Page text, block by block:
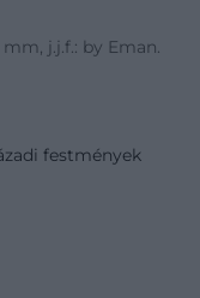
j.j.f.: by Eman.
festmények